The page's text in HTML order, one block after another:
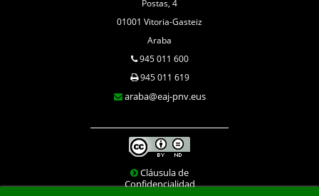
Postas, 4
01001 Vitoria-Gasteiz
Araba
945 011 600
945 011 619
araba@eaj-pnv.eus
Cláusula de
Confidencialidad